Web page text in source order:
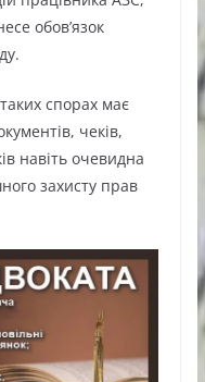
обов’язок
спорах має
чеків,
навіть очевидна
захисту прав